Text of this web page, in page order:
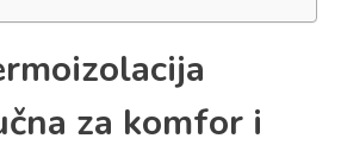
za komfor i